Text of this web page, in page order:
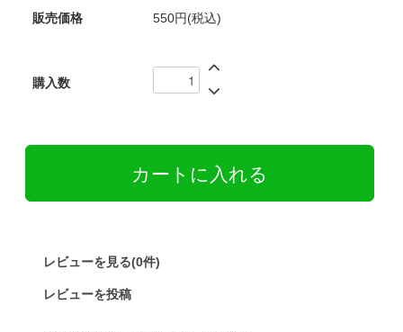
販売価格 550円(税込)
購入数
レビューを見る(0件)
レビューを投稿